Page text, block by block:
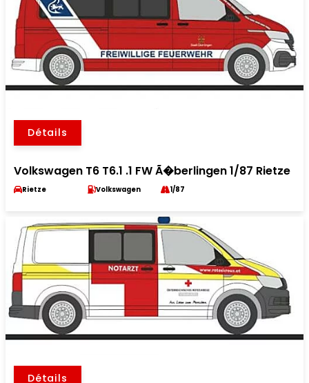
Détails
Volkswagen T6 T6.1 .1 FW Ã�berlingen 1/87 Rietze
Rietze Volkswagen 1/87
Détails